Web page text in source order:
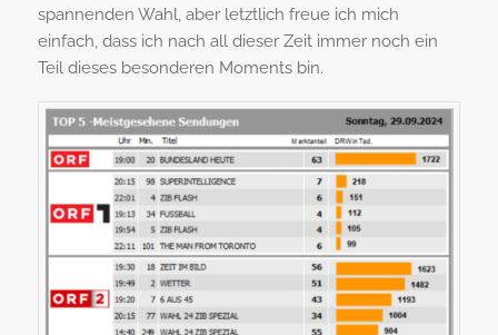
spannenden Wahl, aber letztlich freue ich mich
einfach, dass ich nach all dieser Zeit immer noch ein
Teil dieses besonderen Moments bin.